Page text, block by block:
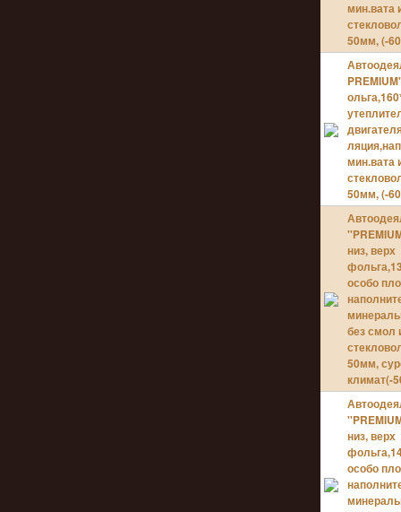
мин.вата
50мм, (-
мин.вата
50мм, (-
низ, верх
особо
без смол
50мм,
климат(-
низ, верх
особо